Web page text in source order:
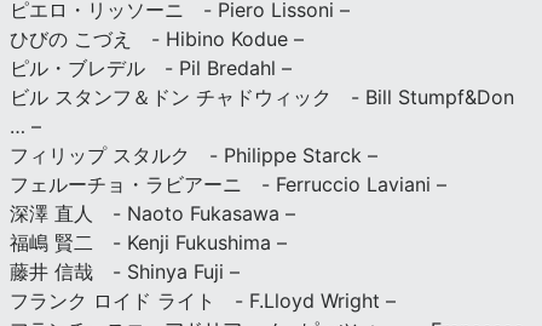
ピエロ・リッソーニ - Piero Lissoni –
ひびの こづえ - Hibino Kodue –
ピル・ブレデル - Pil Bredahl –
ビル スタンフ＆ドン チャドウィック - Bill Stumpf&Don
… –
フィリップ スタルク - Philippe Starck –
フェルーチョ・ラビアーニ - Ferruccio Laviani –
深澤 直人 - Naoto Fukasawa –
福嶋 賢二 - Kenji Fukushima –
藤井 信哉 - Shinya Fuji –
フランク ロイド ライト - F.Lloyd Wright –